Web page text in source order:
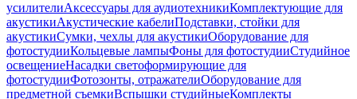
усилителиАксессуары для аудиотехникиКомплектующие для
акустикиАкустические кабелиПодставки, стойки для
акустикиСумки, чехлы для акустикиОборудование для
фотостудииКольцевые лампыФоны для фотостудииСтудийное
освещениеНасадки светоформирующие для
фотостудииФотозонты, отражателиОборудование для
предметной съемкиВспышки студийныеКомплекты